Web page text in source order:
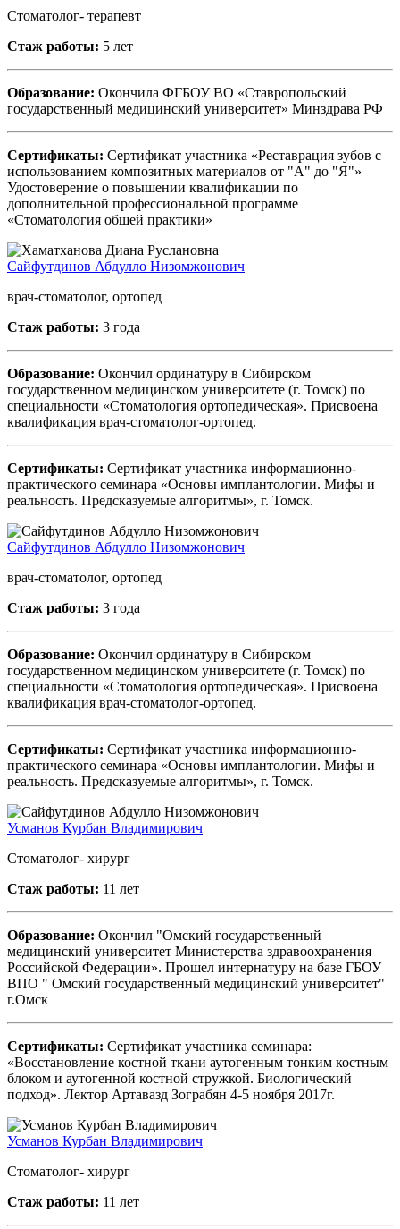
Стоматолог- терапевт
Стаж работы: 5 лет
Образование: Окончила ФГБОУ ВО «Ставропольский
государственный медицинский университет» Минздрава РФ
Сертификаты: Сертификат участника «Реставрация зубов с
использованием композитных материалов от "А" до "Я"»
Удостоверение о повышении квалификации по
дополнительной профессиональной программе
«Стоматология общей практики»
Сайфутдинов Абдулло Низомжонович
врач-стоматолог, ортопед
Стаж работы: 3 года
Образование: Окончил ординатуру в Сибирском
государственном медицинском университете (г. Томск) по
специальности «Стоматология ортопедическая». Присвоена
квалификация врач-стоматолог-ортопед.
Сертификаты: Сертификат участника информационно-
практического семинара «Основы имплантологии. Мифы и
реальность. Предсказуемые алгоритмы», г. Томск.
Сайфутдинов Абдулло Низомжонович
врач-стоматолог, ортопед
Стаж работы: 3 года
Образование: Окончил ординатуру в Сибирском
государственном медицинском университете (г. Томск) по
специальности «Стоматология ортопедическая». Присвоена
квалификация врач-стоматолог-ортопед.
Сертификаты: Сертификат участника информационно-
практического семинара «Основы имплантологии. Мифы и
реальность. Предсказуемые алгоритмы», г. Томск.
Усманов Курбан Владимирович
Стоматолог- хирург
Стаж работы: 11 лет
Образование: Окончил "Омский государственный
медицинский университет Министерства здравоохранения
Российской Федерации». Прошел интернатуру на базе ГБОУ
ВПО " Омский государственный медицинский университет"
г.Омск
Сертификаты: Сертификат участника семинара:
«Восстановление костной ткани аутогенным тонким костным
блоком и аутогенной костной стружкой. Биологический
подход». Лектор Артавазд Зограбян 4-5 ноября 2017г.
Усманов Курбан Владимирович
Стоматолог- хирург
Стаж работы: 11 лет